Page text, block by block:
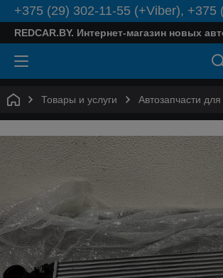
+375 (29) 302-11-55 (+Viber), +375
REDCAR.BY. Интернет-магазин новых
Товары и услуги Автозапчасти